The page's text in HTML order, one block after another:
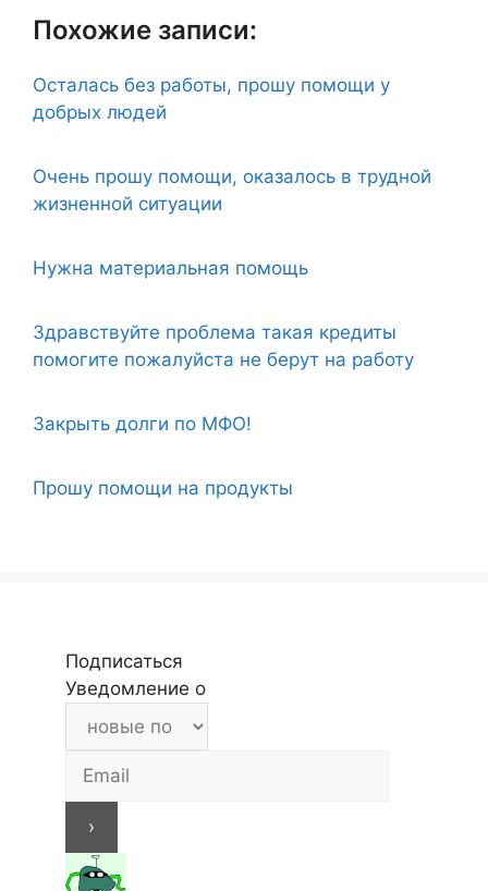
Похожие записи:
Осталась без работы, прошу помощи у
добрых людей
Очень прошу помощи, оказалось в трудной
жизненной ситуации
Нужна материальная помощь
Здравствуйте проблема такая кредиты
помогите пожалуйста не берут на работу
Закрыть долги по МФО!
Прошу помощи на продукты
Подписаться
Уведомление о